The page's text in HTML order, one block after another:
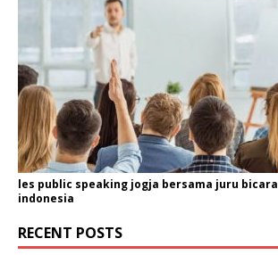
les public speaking jogja bersama juru bicara
indonesia
RECENT POSTS